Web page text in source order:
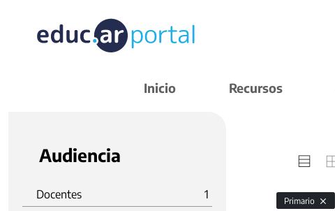
Inicio Recursos
Audiencia
Docentes
1
Primario